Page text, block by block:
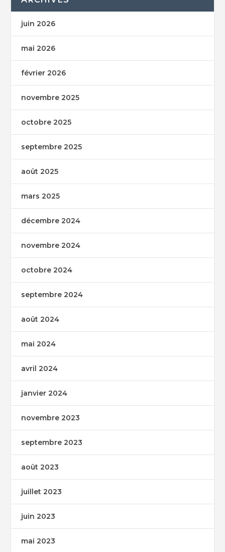
juin 2026
mai 2026
février 2026
novembre 2025
octobre 2025
septembre 2025
août 2025
mars 2025
décembre 2024
novembre 2024
octobre 2024
septembre 2024
août 2024
mai 2024
avril 2024
janvier 2024
novembre 2023
septembre 2023
août 2023
juillet 2023
juin 2023
mai 2023